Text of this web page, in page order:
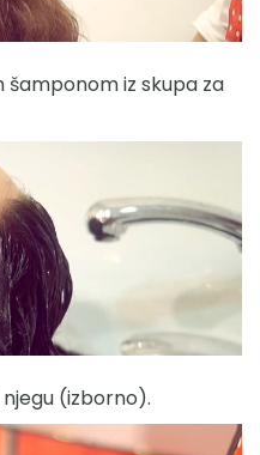
iz skupa za
(izborno).